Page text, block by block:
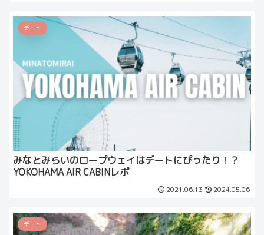
デート
みなとみらいのロープウェイはデートにぴったり！？
YOKOHAMA AIR CABINレポ
2021.06.13 2024.05.06
デート